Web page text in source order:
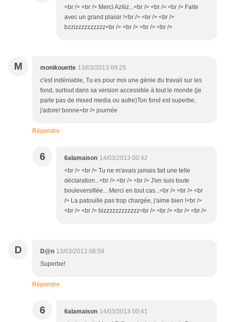
<br /> <br /> Merci Aziliz...<br /> <br /> <br /> Faite
avec un grand plaisir !<br /> <br /> <br />
bzzizzzzzzzzzz<br /> <br /> <br /> <br />
M monikouette 13/03/2013 09:25
c'est indéniable, Tu es pour moi une génie du travail sur les
fond, surtout dans sa version accessible à tout le monde (je
parle pas de mixed media ou autre)Ton fond est superbe,
j'adore! bonne<br /> journée
Répondre
6 6alamaison 14/03/2013 00:42
<br /> <br /> Tu ne m'avais jamais fait une telle
déclaration...<br /> <br /> <br /> J'en suis toute
bouleversifiée... Merci en tout cas...<br /> <br /> <br
/> La patouille pas trop chargée, j'aime bien !<br />
<br /> <br /> bizzzzzzzzzzzz<br /> <br /> <br /> <br />
D D@n 13/03/2013 08:58
Superbe!
Répondre
6 6alamaison 14/03/2013 00:41